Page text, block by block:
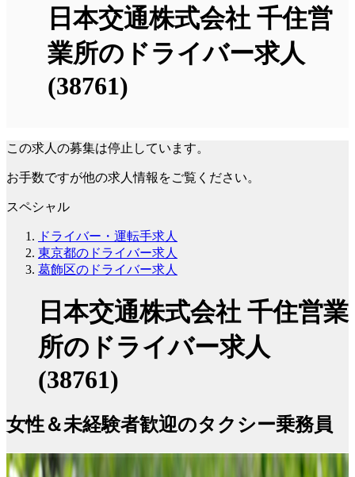
日本交通株式会社 千住営
業所のドライバー求人
(38761)
この求人の募集は停止しています。
お手数ですが他の求人情報をご覧ください。
スペシャル
ドライバー・運転手求人
東京都のドライバー求人
葛飾区のドライバー求人
日本交通株式会社 千住営業
所のドライバー求人
(38761)
女性＆未経験者歓迎のタクシー乗務員